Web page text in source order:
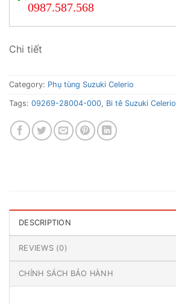
0987.587.568
Chi tiết
Category: Phụ tùng Suzuki Celerio
Tags: 09269-28004-000, Bi tê Suzuki Celerio
DESCRIPTION
REVIEWS (0)
CHÍNH SÁCH BẢO HÀNH